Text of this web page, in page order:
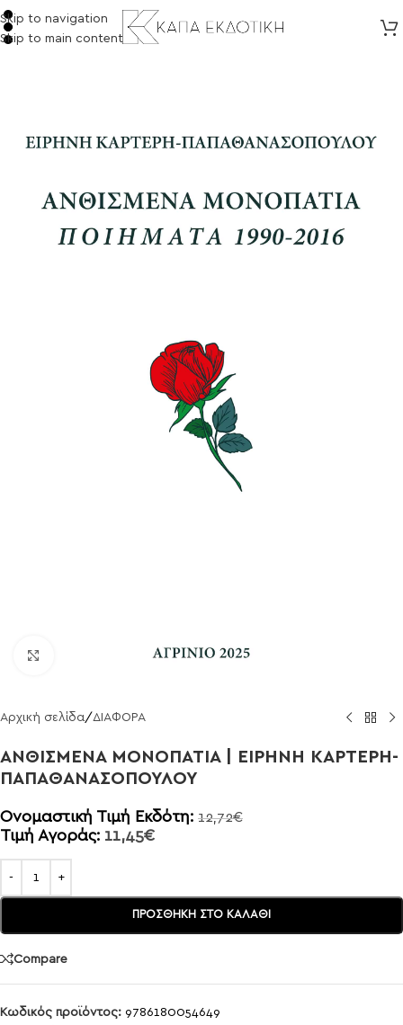
Skip to navigation
Skip to main content
Αρχική σελίδα/ΔΙΑΦΟΡΑ
ΑΝΘΙΣΜΕΝΑ ΜΟΝΟΠΑΤΙΑ | ΕΙΡΗΝΗ ΚΑΡΤΕΡΗ-
ΠΑΠΑΘΑΝΑΣΟΠΟΥΛΟΥ
Ονομαστική Τιμή Εκδότη: 12,72€
Τιμή Αγοράς: 11,45€
ΠΡΟΣΘΉΚΗ ΣΤΟ ΚΑΛΆΘΙ
Compare
Κωδικός προϊόντος: 9786180054649